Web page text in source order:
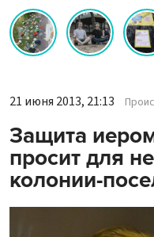
21 июня 2013, 21:13
Защита
просит для
колонии-